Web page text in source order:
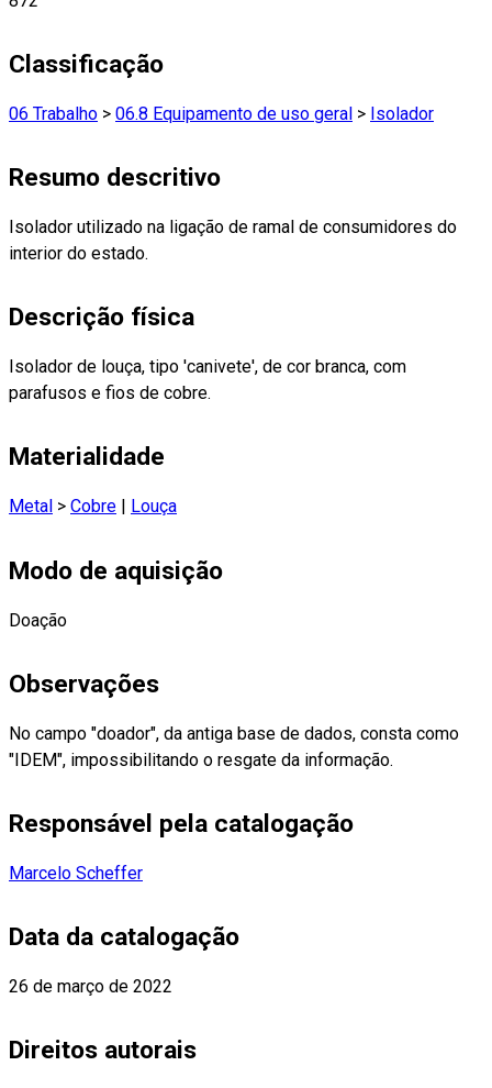
Classificação
06 Trabalho > 06.8 Equipamento de uso geral > Isolador
Resumo descritivo
Isolador utilizado na ligação de ramal de consumidores do
interior do estado.
Descrição física
Isolador de louça, tipo 'canivete', de cor branca, com
parafusos e fios de cobre.
Materialidade
Metal > Cobre Louça
Modo de aquisição
Doação
Observações
No campo "doador", da antiga base de dados, consta como
"IDEM", impossibilitando o resgate da informação.
Responsável pela catalogação
Marcelo Scheffer
Data da catalogação
26 de março de 2022
Direitos autorais